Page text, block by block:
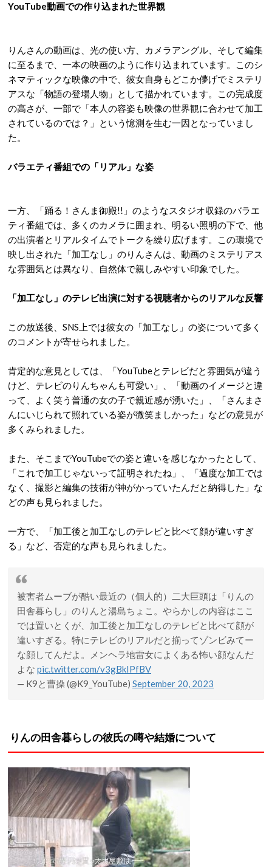
YouTube動画での作り込まれた世界観
りんさんの動画は、光の使い方、カメラアングル、そして編集
に至るまで、一本の映画のように作り込まれています。このシ
ネマティックな映像の中で、彼女自身もどこか儚げでミステリ
アスな「物語の登場人物」として描かれています。この完成度
の高さが、一部で「本人の容姿も映像の世界観に合わせて加工
されているのでは？」という憶測を生む一因となっていまし
た。
バラエティ番組での「リアル」な姿
一方、「踊る！さんま御殿!!」のようなスタジオ収録のバラエ
ティ番組では、多くのカメラに囲まれ、明るい照明の下で、他
の出演者とリアルタイムでトークを繰り広げます。この環境で
映し出された「加工なし」のりんさんは、動画のミステリアス
な雰囲気とは異なり、自然体で親しみやすい印象でした。
「加工なし」のテレビ出演に対する視聴者からのリアルな反響
この放送後、SNS上では彼女の「加工なし」の姿について多く
のコメントが寄せられました。
肯定的な意見としては、「YouTubeとテレビだと雰囲気が違う
けど、テレビのりんちゃんも可愛い」、
「動画のイメージと違
って、よく笑う普通の女の子で親近感が湧いた」、
「さんまさ
んにいじられて照れている姿が微笑ましかった」などの意見が
多くみられました。
また、そこまでYouTubeでの姿と違いを感じなかったとして、
「これで加工じゃないって証明されたね」、
「過度な加工では
なく、撮影と編集の技術が神がかっていたんだと納得した」な
どの声も見られました。
一方で、「加工後と 加工なしのテレビと比べて顔が違いすぎ
る 」など、否定的な声も見られました。
被害者ムーブが酷い最近の（個人的）二大巨頭は「りんの
田舎暮らし」のりんと湯島ちょこ。やらかしの内容はここ
では置いとくが、加工後と加工なしのテレビと比べて顔が
違いすぎる。特にテレビのリアルだと揃ってゾンビみてー
な顔してんだよ。メンヘラ地雷女によくある怖い顔なんだ
よな pic.twitter.com/v3gBkIPfBV
— K9と曹操 (@K9_YouTube) September 20, 2023
りんの田舎暮らしの彼氏の噂や結婚について